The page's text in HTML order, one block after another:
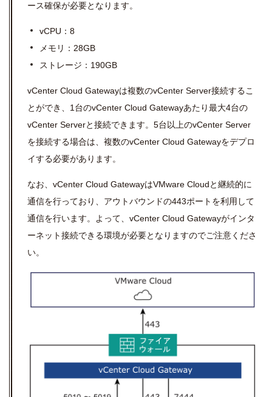
ース確保が必要となります。
vCPU ： 8
メモリ： 28GB
ストレージ： 190GB
vCenter Cloud Gatewayは複数のvCenter Server接続するこ
とができ、1 台のvCenter Cloud Gatewayあたり最大4台の
vCenter Serverと接続できます。5台以上のvCenter Server
を接続する場合は、複数のvCenter Cloud Gatewayをデプロ
イする必要があります。
なお、 vCenter Cloud GatewayはVMware Cloudと継続的に
通信を行っており、 アウトバウンドの443ポートを利用して
通信を行います。よって、 vCenter Cloud Gatewayがインタ
ーネット接続できる環境が必要となりますのでご注意くださ
い。